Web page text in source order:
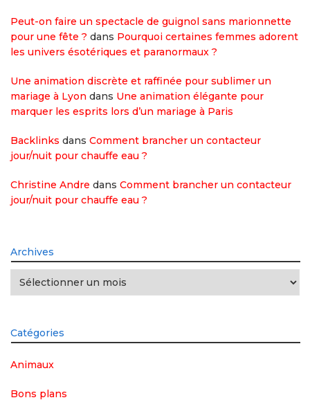
Peut-on faire un spectacle de guignol sans marionnette
pour une fête ? dans Pourquoi certaines femmes adorent
les univers ésotériques et paranormaux ?
Une animation discrète et raffinée pour sublimer un
mariage à Lyon dans Une animation élégante pour
marquer les esprits lors d’un mariage à Paris
Backlinks dans Comment brancher un contacteur
jour/nuit pour chauffe eau ?
Christine Andre dans Comment brancher un contacteur
jour/nuit pour chauffe eau ?
Archives
Archives
Catégories
Animaux
Bons plans